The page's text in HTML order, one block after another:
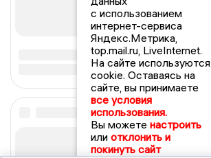
с использованием
интернет-сервиса
Яндекс.Метрика,
top.mail.ru, LiveInternet.
На сайте используются
cookie. Оставаясь на
сайте, вы принимаете
все условия
использования.
Вы можете настроить
или отклонить и
покинуть сайт